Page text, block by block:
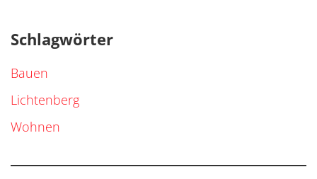
Schlagwörter
Bauen
Lichtenberg
Wohnen